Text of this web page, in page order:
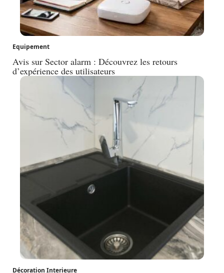
Equipement
Avis sur Sector alarm : Découvrez les retours
d’expérience des utilisateurs
Décoration Interieure